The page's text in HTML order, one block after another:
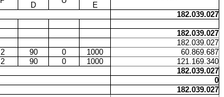
D
E
182.039.027
182.039.027
182.039.027
2 90 0 1000
60.869.687
2 90 0 1000
121.169.340
182.039.027
0
182.039.027